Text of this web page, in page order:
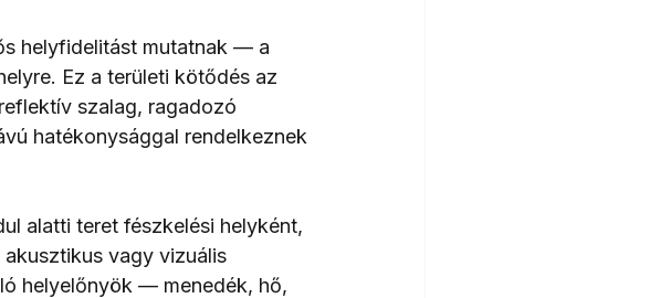
helyfidelitást mutatnak — a
Ez a területi kötődés az
szalag, ragadozó
hatékonysággal rendelkeznek
alatti teret fészkelési helyként,
vagy vizuális
helyelőnyök — menedék, hő,